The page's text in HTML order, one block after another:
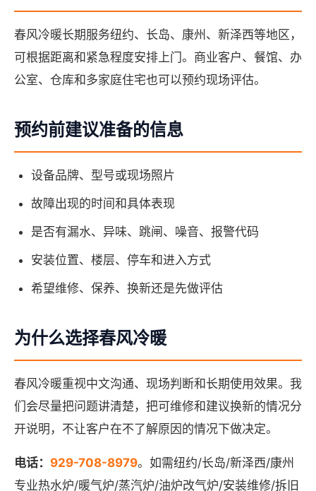
春风冷暖长期服务纽约、长岛、康州、新泽西等地区，
可根据距离和紧急程度安排上门。商业客户、餐馆、办
公室、仓库和多家庭住宅也可以预约现场评估。
预约前建议准备的信息
设备品牌、型号或现场照片
故障出现的时间和具体表现
是否有漏水、异味、跳闸、噪音、报警代码
安装位置、楼层、停车和进入方式
希望维修、保养、换新还是先做评估
为什么选择春风冷暖
春风冷暖重视中文沟通、现场判断和长期使用效果。我
们会尽量把问题讲清楚，把可维修和建议换新的情况分
开说明，不让客户在不了解原因的情况下做决定。
电话： 929-708-8979。如需纽约/长岛/新泽西/康州
专业热水炉/暖气炉/蒸汽炉/油炉改气炉/安装维修/拆旧